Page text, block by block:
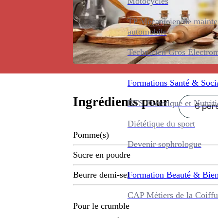
TP Mécanicien de
automobile
Technicien Gros
Formations Santé &
BTS Diététique et
Diététique du sport
Devenir sophrologue
Formation Beauté &
CAP Métiers de la
Ingrédients pour 6
Pomme(s)
Sucre en poudre
Beurre demi-sel
Pour le crumble